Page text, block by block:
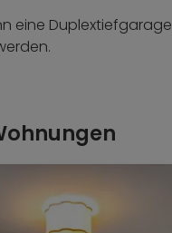
eine Duplextiefgarage